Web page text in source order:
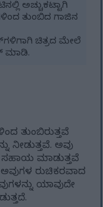
ಅಚ್ಚುಕಟ್ಟಾಗಿ
ತುಂಬಿದ ಗಾಜಿನ
ಚಿತ್ರದ ಮೇಲೆ
ಮಾಡಿ.
ತುಂಬಿರುತ್ತವೆ
ನೀಡುತ್ತವೆ. ಅವು
ಮಾಡುತ್ತವೆ
ಅವುಗಳ ರುಚಿಕರವಾದ
ಯಾವುದೇ